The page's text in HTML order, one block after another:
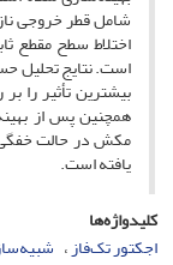
شامل قطر خروجی
اختلاط سطح مقطع
است. نتایج تحلیل
بیشترین تأثیر
همچنین پس از
یافته است.
کلیدواژه‌ها
اجکتور تک‌فاز